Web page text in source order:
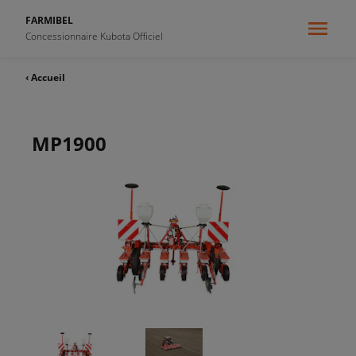
FARMIBEL
Concessionnaire Kubota Officiel
‹ Accueil
MP1900